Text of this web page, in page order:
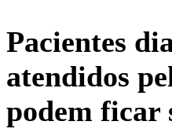
Pacientes
atendidos
podem ficar